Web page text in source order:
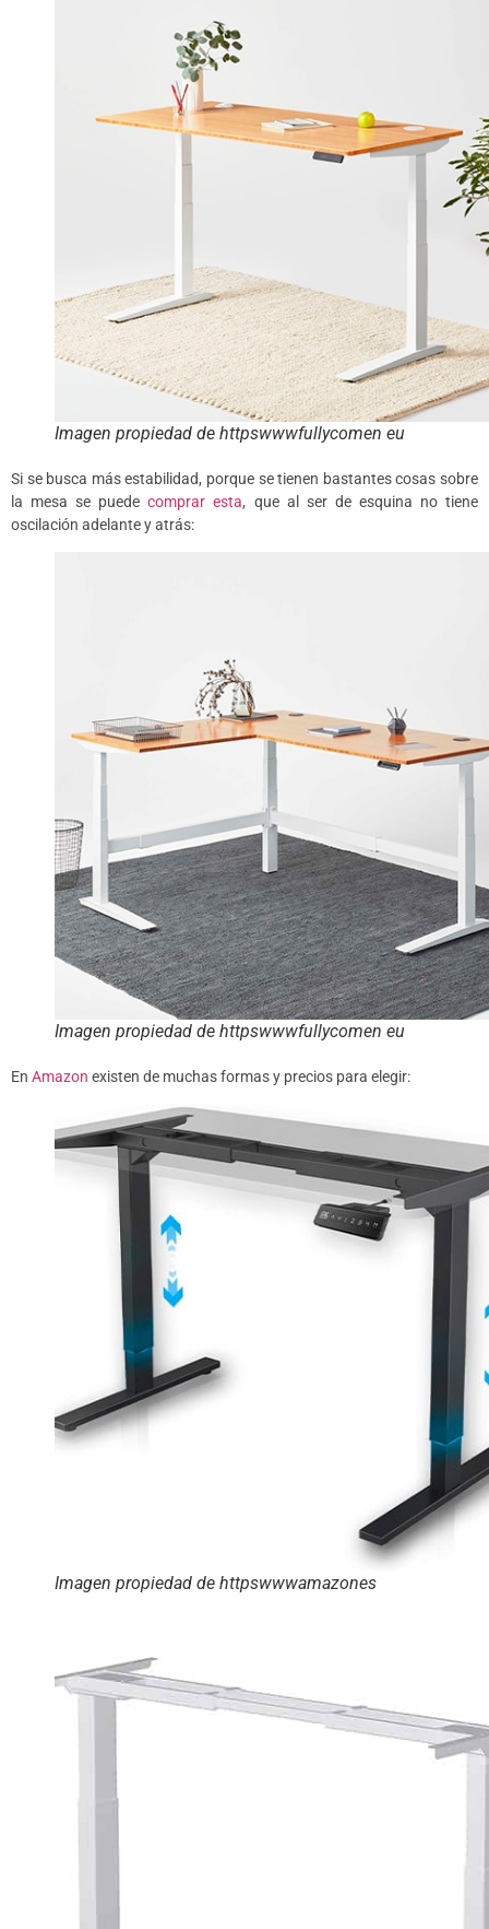
Imagen propiedad de httpswwwfullycomen eu
Si se busca más estabilidad, porque se tienen bastantes cosas sobre
la mesa se puedecomprar esta, que al ser de esquina no tiene
oscilación adelante y atrás:
Imagen propiedad de httpswwwfullycomen eu
En Amazon existen de muchas formas y precios para elegir:
Imagen propiedad de httpswwwamazones